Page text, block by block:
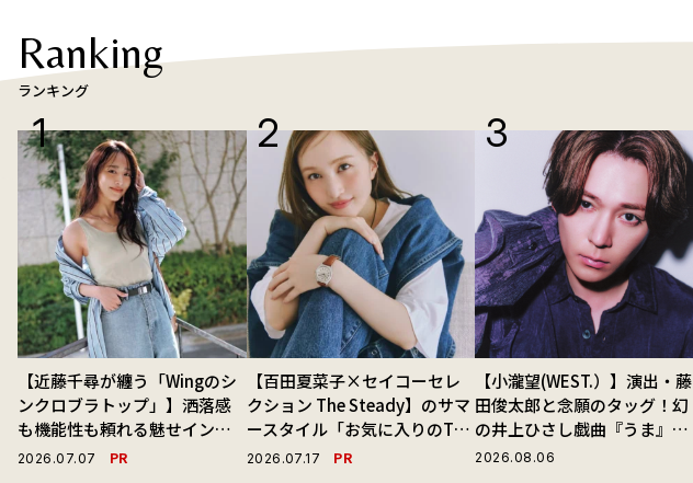
Ranking
ランキング
【近藤千尋が纏う「Wingのシ
ンクロブラトップ」】洒落感
も機能性も頼れる魅せインナ
ーで毎日を心地よくアプデ！
2026.07.07 PR
【百田夏菜子×セイコーセレ
クション The Steady】のサマ
ースタイル「お気に入りのTシ
ャツと最高の時計と。」
2026.07.17 PR
【小瀧望(WEST.）】演出・藤
田俊太郎と念願のタッグ！幻
の井上ひさし戯曲『うま』で
演じる“爽快な悪人”の魅力と
2026.08.06